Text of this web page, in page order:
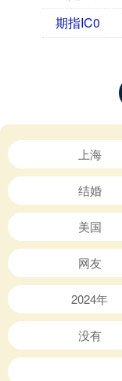
期指IC0
上海
结婚
美国
网友
2024年
没有